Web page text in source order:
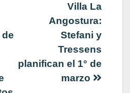
Villa La
Angostura:
Stefani y
Tressens
planifican el 1° de
marzo